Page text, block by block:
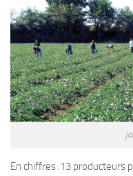
En chiffres :13 producteurs